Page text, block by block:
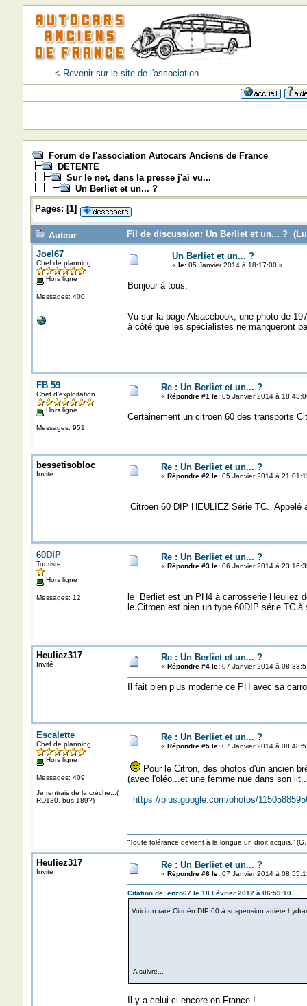
< Revenir sur le site de l'association
Forum de l'association Autocars Anciens de France
DETENTE
Sur le net, dans la presse j'ai vu...
Un Berliet et un... ?
Pages: [1]
Auteur
Fil de discussion: Un Berliet et un... ? (Lu
Joel67
Chef de planning
Hors ligne
Messages: 400
Un Berliet et un... ?
« le:05 Janvier 2014 à 18:17:00 »
Bonjour à tous,
Vu sur la page Alsacebook, une photo de
à côté que les spécialistes ne manqueront
FB 59
Chef d'exploitation
Hors ligne
Messages: 951
Re : Un Berliet et un... ?
« Répondre #1 le:05 Janvier 2014 à
Certainement un citroen 60 des transports
bessetisobloc
Invité
Re : Un Berliet et un... ?
« Répondre #2 le:05 Janvier 2014 à
Citroen 60 DIP HEULIEZ Série TC. Appelé
60DIP
Touriste
Hors ligne
Messages: 12
Re : Un Berliet et un... ?
« Répondre #3 le:06 Janvier 2014 à
le Berliet est un PH4 à carrosserie Heuliez
le Citroen est bien un type 60DIP série TC
Heuliez317
Invité
Re : Un Berliet et un... ?
« Répondre #4 le:07 Janvier 2014 à
Il fait bien plus moderne ce PH avec sa
Escalette
Chef de planning
Hors ligne
Messages: 409
Je rentrais de la crèche...(
RD130, bus 189?)
Re : Un Berliet et un... ?
« Répondre #5 le:07 Janvier 2014 à
Pour le Citron, des photos d'un ancien
(avec l'oléo...et une femme nue dans son
https://plus.google.com/photos/
“Toute tolérance devient à la longue un droit acquis.”
Heuliez317
Invité
Re : Un Berliet et un... ?
« Répondre #6 le:07 Janvier 2014 à
Citation de: enzo67 le 18 Février 2012 à 06:59:10
Voici un rare Citroën DIP 60 à suspension arrière
A suivre...
Il y a celui ci encore en France !